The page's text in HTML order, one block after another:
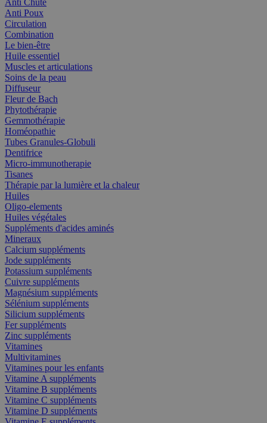
Anti Chute
Anti Poux
Circulation
Combination
Le bien-être
Huile essentiel
Muscles et articulations
Soins de la peau
Diffuseur
Fleur de Bach
Phytothérapie
Gemmothérapie
Homéopathie
Tubes Granules-Globuli
Dentifrice
Micro-immunotherapie
Tisanes
Thérapie par la lumière et la chaleur
Huiles
Oligo-elements
Huiles végétales
Suppléments d'acides aminés
Mineraux
Calcium suppléments
Jode suppléments
Potassium suppléments
Cuivre suppléments
Magnésium suppléments
Sélénium suppléments
Silicium suppléments
Fer suppléments
Zinc suppléments
Vitamines
Multivitamines
Vitamines pour les enfants
Vitamine A suppléments
Vitamine B suppléments
Vitamine C suppléments
Vitamine D suppléments